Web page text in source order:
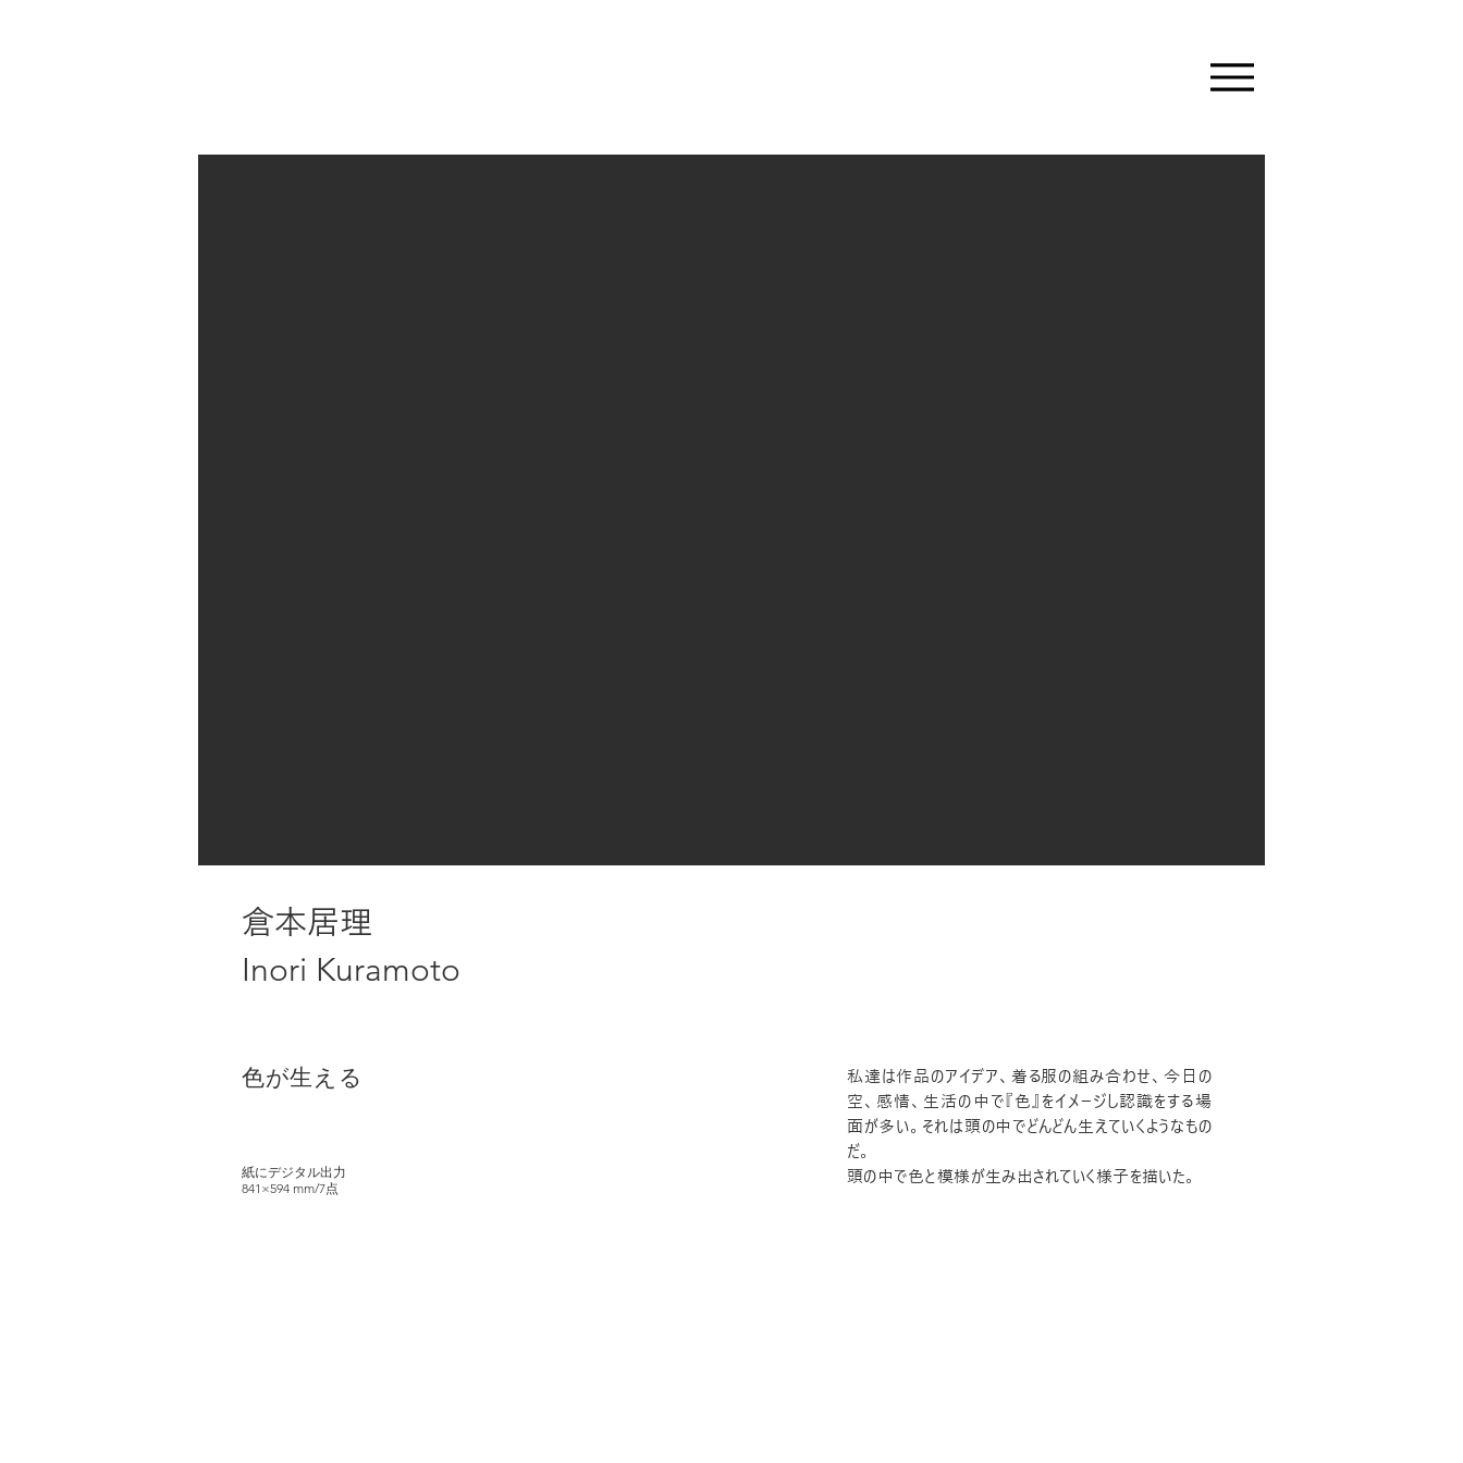
倉本居理
Inori Kuramoto
色が生える
紙にデジタル出力
841×594 mm/7点
私達は作品のアイデア、着る服の組み合わせ、今日の
空、感情、生活の中で『色』をイメージし認識をする場
面が多い。それは頭の中でどんどん生えていくようなもの
だ。
頭の中で色と模様が生み出されていく様子を描いた。